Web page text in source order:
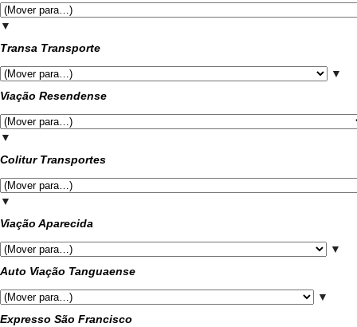
▼
Transa Transporte
▼
Viação Resendense
▼
Colitur Transportes
▼
Viação Aparecida
▼
Auto Viação Tanguaense
▼
Expresso São Francisco